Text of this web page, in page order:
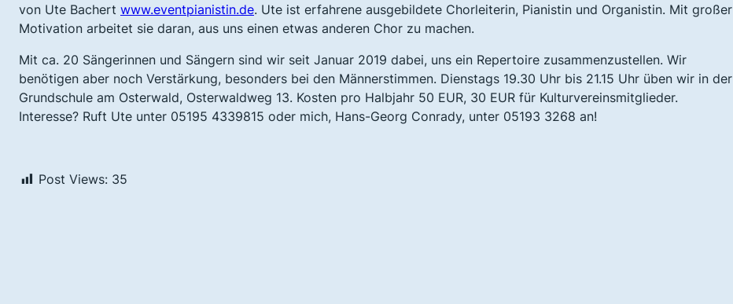
von Ute Bachert www.eventpianistin.de. Ute ist erfahrene ausgebildete Chorleiterin, Pianistin und Organistin. Mit großer
Motivation arbeitet sie daran, aus uns einen etwas anderen Chor zu machen.
Mit ca. 20 Sängerinnen und Sängern sind wir seit Januar 2019 dabei, uns ein Repertoire zusammenzustellen. Wir
benötigen aber noch Verstärkung, besonders bei den Männerstimmen. Dienstags 19.30 Uhr bis 21.15 Uhr üben wir in der
Grundschule am Osterwald, Osterwaldweg 13. Kosten pro Halbjahr 50 EUR, 30 EUR für Kulturvereinsmitglieder.
Interesse? Ruft Ute unter 05195 4339815 oder mich, Hans-Georg Conrady, unter 05193 3268 an!
Post Views: 35